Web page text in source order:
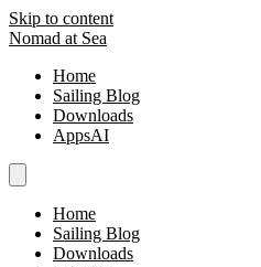
Skip to content
Nomad at Sea
Home
Sailing Blog
Downloads
AppsAI
Home
Sailing Blog
Downloads